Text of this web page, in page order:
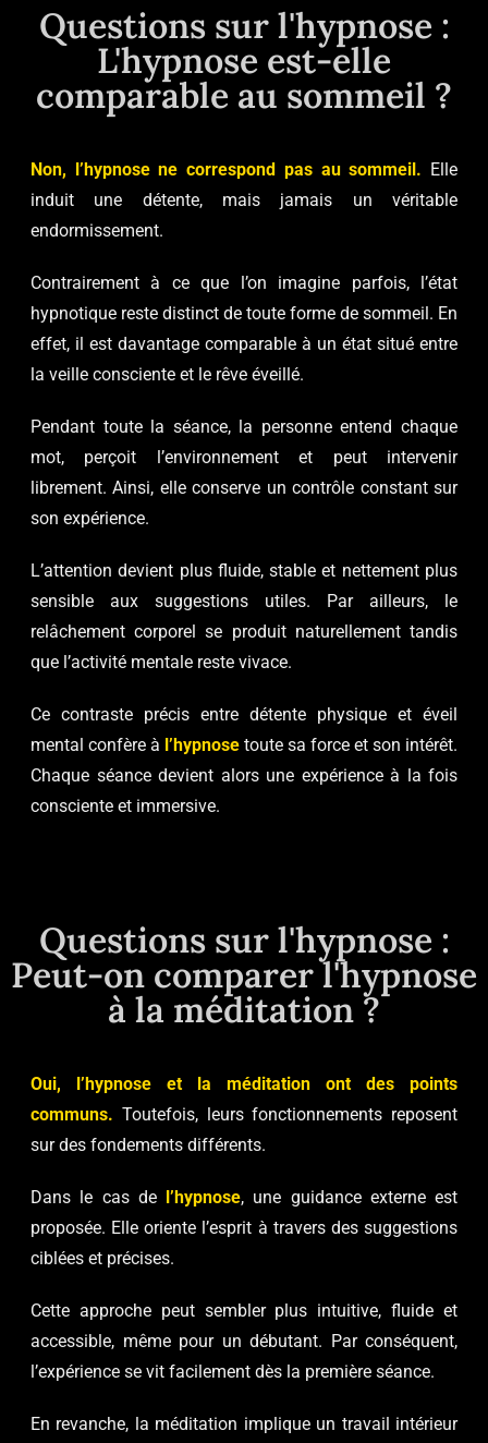
Questions sur l'hypnose :
L'hypnose est-elle
comparable au sommeil ?
Non, l’hypnose ne correspond pas au sommeil. Elle
induit une détente, mais jamais un véritable
endormissement.
Contrairement à ce que l’on imagine parfois, l’état
hypnotique reste distinct de toute forme de sommeil. En
effet, il est davantage comparable à un état situé entre
la veille consciente et le rêve éveillé.
Pendant toute la séance, la personne entend chaque
mot, perçoit l’environnement et peut intervenir
librement. Ainsi, elle conserve un contrôle constant sur
son expérience.
L’attention devient plus fluide, stable et nettement plus
sensible aux suggestions utiles. Par ailleurs, le
relâchement corporel se produit naturellement tandis
que l’activité mentale reste vivace.
Ce contraste précis entre détente physique et éveil
mental confère à l’hypnose toute sa force et son intérêt.
Chaque séance devient alors une expérience à la fois
consciente et immersive.
Questions sur l'hypnose :
Peut-on comparer l'hypnose
à la méditation ?
Oui, l’hypnose et la méditation ont des points
communs. Toutefois, leurs fonctionnements reposent
sur des fondements différents.
Dans le cas de l’hypnose, une guidance externe est
proposée. Elle oriente l’esprit à travers des suggestions
ciblées et précises.
Cette approche peut sembler plus intuitive, fluide et
accessible, même pour un débutant. Par conséquent,
l’expérience se vit facilement dès la première séance.
En revanche, la méditation implique un travail intérieur